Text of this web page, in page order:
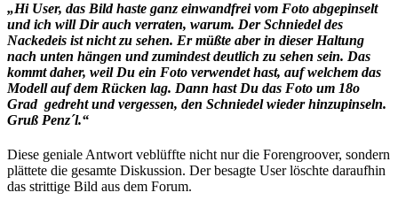
„Hi User, das Bild haste ganz einwandfrei vom Foto abgepinselt
und ich will Dir auch verraten, warum. Der Schniedel des
Nackedeis ist nicht zu sehen. Er müßte aber in dieser Haltung
nach unten hängen und zumindest deutlich zu sehen sein. Das
kommt daher, weil Du ein Foto verwendet hast, auf welchem das
Modell auf dem Rücken lag. Dann hast Du das Foto um 18o
Grad gedreht und vergessen, den Schniedel wieder hinzupinseln.
Gruß Penz´l.“
Diese geniale Antwort veblüffte nicht nur die Forengroover, sondern
plättete die gesamte Diskussion. Der besagte User löschte daraufhin
das strittige Bild aus dem Forum.